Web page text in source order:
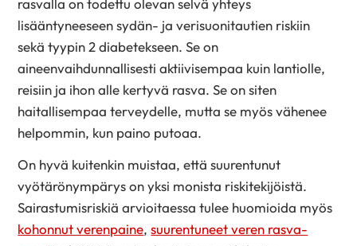
lisääntyneeseen sydän- ja verisuonitautien riskiin
sekä tyypin 2 diabetekseen. Se on
aineenvaihdunnallisesti aktiivisempaa kuin lantiolle,
reisiin ja ihon alle kertyvä rasva. Se on siten
haitallisempaa terveydelle, mutta se myös vähenee
helpommin, kun paino putoaa.
On hyvä kuitenkin muistaa, että suurentunut
vyötärönympärys on yksi monista riskitekijöistä.
Sairastumisriskiä arvioitaessa tulee huomioida myös
kohonnut verenpaine,suurentuneet veren rasva-